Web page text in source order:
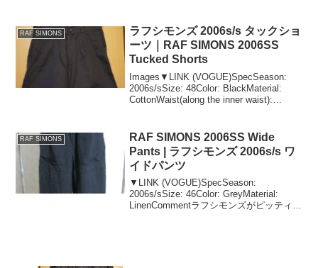
RAF SIMONS
ラフシモンズ 2006s/s タックショ
ーツ｜RAF SIMONS 2006SS
Tucked Shorts
Images▼LINK (VOGUE)SpecSeason:
2006s/sSize: 48Color: BlackMaterial:
CottonWaist(along the inner waist):
RAF SIMONS
RAF SIMONS 2006SS Wide
Pants | ラフシモンズ 2006s/s ワ
イドパンツ
▼LINK (VOGUE)SpecSeason:
2006s/sSize: 46Color: GreyMaterial:
LinenCommentラフシモンズがピッティイ